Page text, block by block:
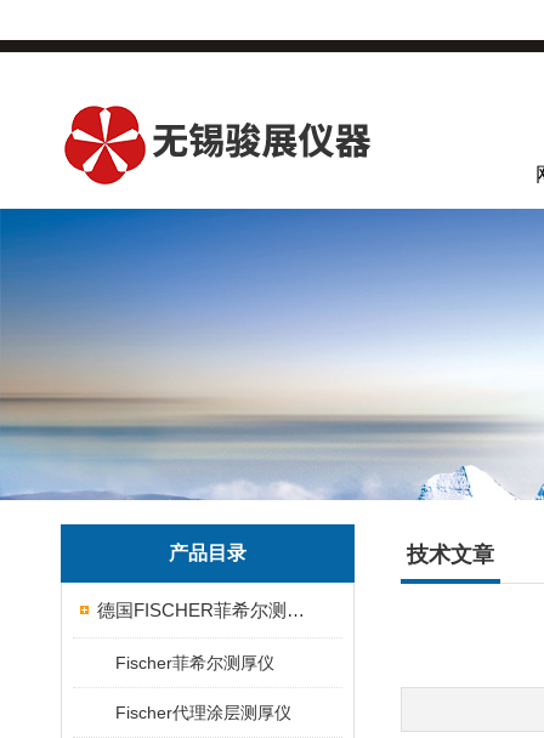
产品目录
德国FISCHER菲希尔测厚仪
Fischer菲希尔测厚仪
Fischer代理涂层测厚仪
技术文章